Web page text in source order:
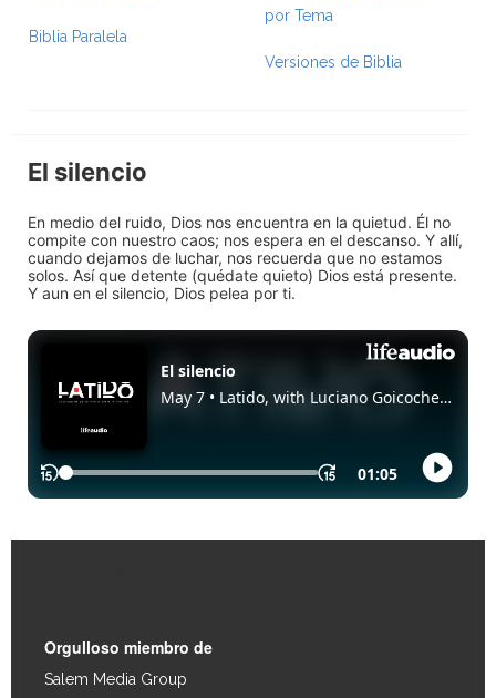
Biblia Paralela
por Tema
Versiones de Biblia
El silencio
En medio del ruido, Dios nos encuentra en la quietud. Él no
compite con nuestro caos; nos espera en el descanso. Y allí,
cuando dejamos de luchar, nos recuerda que no estamos
solos. Así que detente (quédate quieto) Dios está presente.
Y aun en el silencio, Dios pelea por ti.
Orgulloso miembro de
Salem Media Group